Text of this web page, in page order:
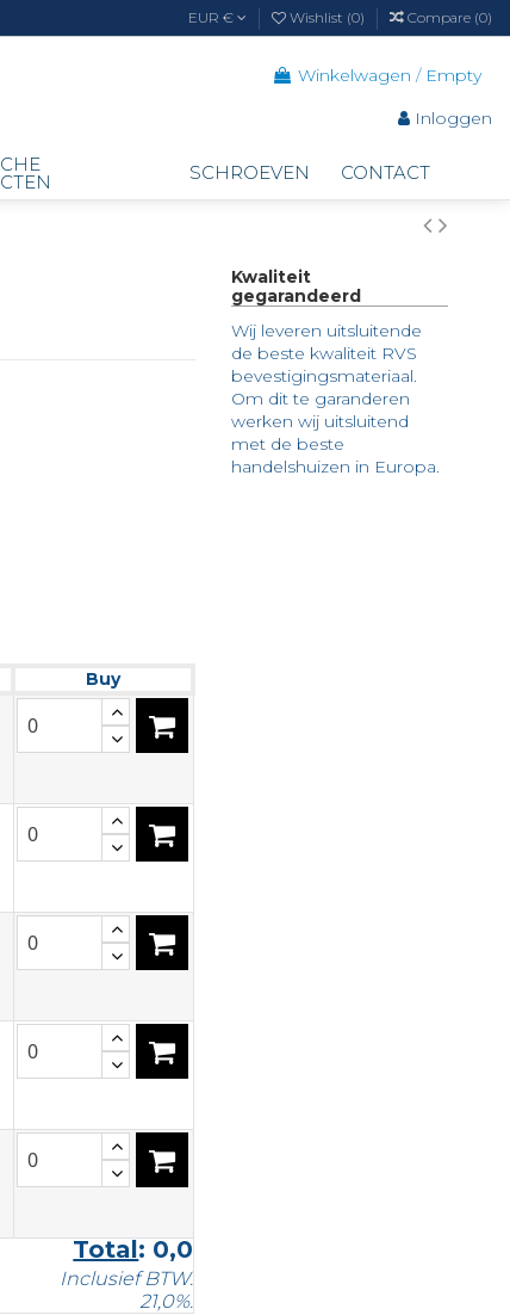
EUR € Wishlist (0) Compare (0)
Winkelwagen / Empty
Inloggen
SCHROEVEN CONTACT
Buy
Total: 0,0
Inclusief BTW.
21,0%.
Kwaliteit
gegarandeerd
Wij leveren uitsluitende
de beste kwaliteit RVS
bevestigingsmateriaal.
Om dit te garanderen
werken wij uitsluitend
met de beste
handelshuizen in Europa.